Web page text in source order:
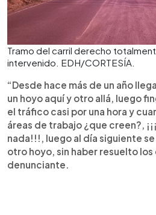
Tramo del carril derecho
intervenido. EDH/CORTESÍA.
“Desde hace más de un año
un hoyo aquí y otro allá, luego
el tráfico casi por una hora y
áreas de trabajo ¿que creen?,
nada!!!, luego al día siguiente
otro hoyo, sin haber resuelto
denunciante.